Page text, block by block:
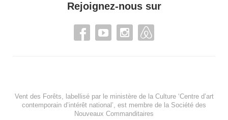
Rejoignez-nous sur
Vent des Forêts, labellisé par le ministère de la Culture ‘Centre d’art
contemporain d’intérêt national’, est membre de la Société des
Nouveaux Commanditaires